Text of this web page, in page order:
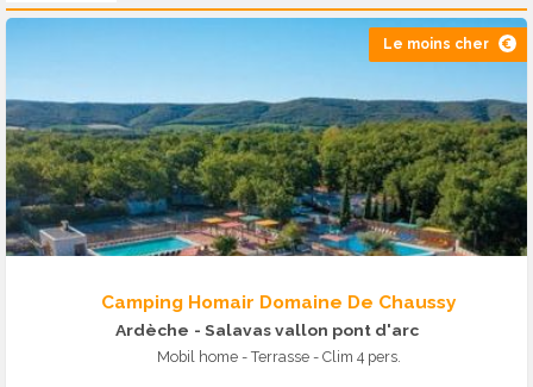
Le moins cher
Camping Homair Domaine De Chaussy
Ardèche - Salavas vallon pont d'arc
Mobil home - Terrasse - Clim 4 pers.